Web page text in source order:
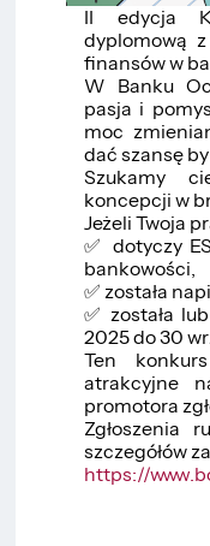
II edycja
dyplomową
finansów w
W Banku
pasja i
moc
dać szansę
Szukamy
koncepcji w
Jeżeli Twoja
✅ dotyczy
bankowości,
✅ została
✅ została
2025 do 30
Ten
atrakcyjne
promotora
Zgłoszenia
szczegółów
https://